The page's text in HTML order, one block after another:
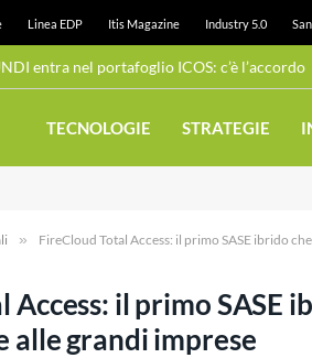
Linea EDP Itis Magazine Industry 5.0
entra nel portafoglio ICOS: c’è l’accordo
TECNOLOGIE STRATEGIE
» FireCloud Total Access: il primo SASE ibrido
Access: il primo SASE
alle grandi imprese